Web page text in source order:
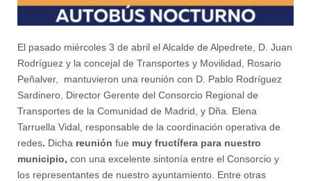
El pasado miércoles 3 de abril el Alcalde de Alpedrete, D. Juan
Rodríguez y la concejal de Transportes y Movilidad, Rosario
Peñalver, mantuvieron una reunión con D. Pablo Rodríguez
Sardinero, Director Gerente del Consorcio Regional de
Transportes de la Comunidad de Madrid, y Dña. Elena
Tarruella Vidal, responsable de la coordinación operativa de
redes. Dicha reunión fue muy fructífera para nuestro
municipio, con una excelente sintonía entre el Consorcio y
los representantes de nuestro ayuntamiento. Entre otras